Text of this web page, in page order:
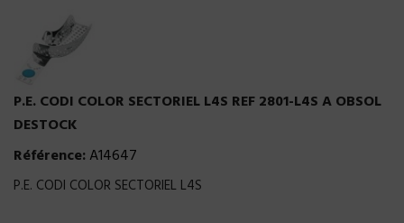
P.E. CODI COLOR SECTORIEL L4S REF 2801-L4S A OBSOL
DESTOCK
Référence:A14647
P.E. CODI COLOR SECTORIEL L4S